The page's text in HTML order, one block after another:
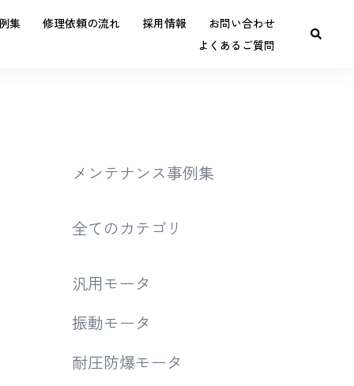
集 修理依頼の流れ 採用情報
お問い合わせ
よくあるご質問
メンテナンス事例集
全てのカテゴリ
汎用モータ
振動モータ
耐圧防爆モータ